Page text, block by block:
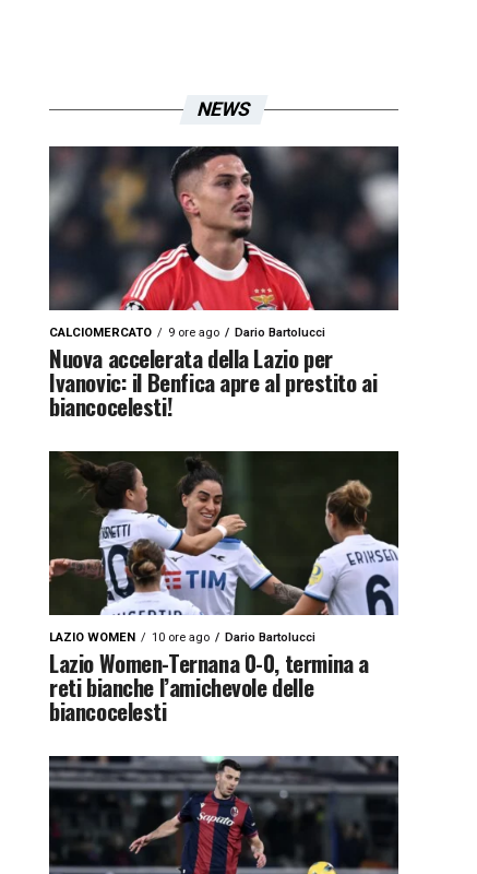
NEWS
CALCIOMERCATO 9 ore ago Dario Bartolucci
Nuova accelerata della Lazio per
Ivanovic: il Benfica apre al prestito ai
biancocelesti!
LAZIO WOMEN 10 ore ago Dario Bartolucci
Lazio Women-Ternana 0-0, termina a
reti bianche l’amichevole delle
biancocelesti